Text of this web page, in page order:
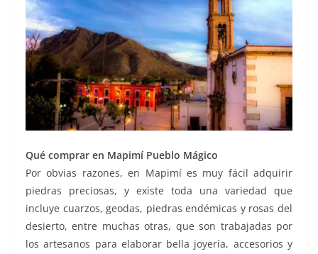
Qué comprar en Mapimí Pueblo Mágico
Por obvias razones, en Mapimí es muy fácil adquirir
piedras preciosas, y existe toda una variedad que
incluye cuarzos, geodas, piedras endémicas y rosas del
desierto, entre muchas otras, que son trabajadas por
los artesanos para elaborar bella joyería, accesorios y